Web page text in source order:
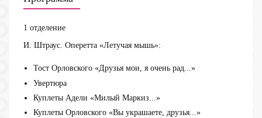
1 отделение
И. Штраус. Оперетта «Летучая мышь»:
Тост Орловского «Друзья мои, я очень рад...»
Увертюра
Куплеты Адели «Милый Маркиз...»
Куплеты Орловского «Вы украшаете, друзья...»